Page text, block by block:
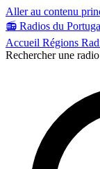
Aller au contenu
📻 Radios du
Accueil Régions
Rechercher une